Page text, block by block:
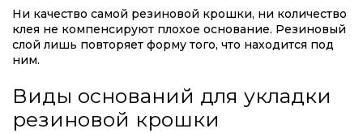
Ни качество самой резиновой крошки, ни количество
клея не компенсируют плохое основание. Резиновый
слой лишь повторяет форму того, что находится под
ним.
Виды оснований для укладки
резиновой крошки